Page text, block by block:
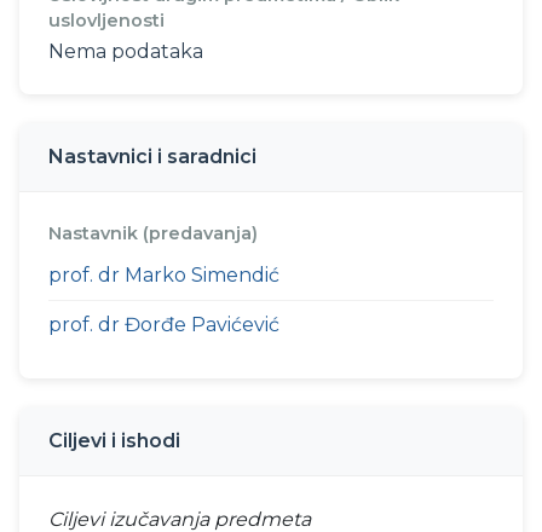
uslovljenosti
Nema podataka
Nastavnici i saradnici
Nastavnik (predavanja)
prof. dr Marko Simendić
prof. dr Đorđe Pavićević
Ciljevi i ishodi
Ciljevi izučavanja predmeta